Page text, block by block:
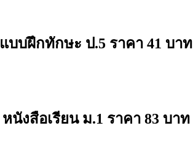
แบบฝึกทักษะ ป.5 ราคา 41 บาท
หนังสือเรียน ม.1 ราคา 83 บาท